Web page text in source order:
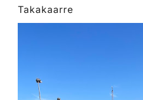
Takakaarre